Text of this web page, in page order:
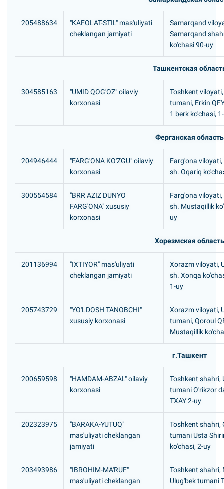
205488634
"KAFOLAT-STIL" mas'uliyati
cheklangan jamiyati
Samarqand
Samarqand
ko'chasi 90-uy
Ташкентская
304585163
"UMID QOG'OZ" oilaviy
korxonasi
Toshkent
tumani, Erkin
1 berk ko'chasi,
Ферганская область
204946444
"FARG'ONA KO'ZGU" oilaviy
korxonasi
Farg'ona
sh. Oqariq
300554584
"BRR AZIZ DUNYO
FARG'ONA" xususiy
korxonasi
Farg'ona
sh. Mustaqillik
uy
Хорезмская область
201136994
"IXTIYOR" mas'uliyati
cheklangan jamiyati
Xorazm viloyati,
sh. Xonqa
1-uy
205743729
"YO'LDOSH TANOBCHI"
xususiy korxonasi
Xorazm viloyati,
tumani, Qoroul
Mustaqillik
г.Ташкент
200659598
"HAMDAM-ABZAL" oilaviy
korxonasi
Toshkent shahri,
tumani O'rikzor
TXAY 2-uy
202323975
"BARAKA-YUTUQ"
mas'uliyati cheklangan
jamiyati
Toshkent shahri,
tumani Usta
ko'chasi, 2-uy
203493986
"IBROHIM-MA'RUF"
mas'uliyati cheklangan
Toshkent shahri,
Ulug'bek tumani